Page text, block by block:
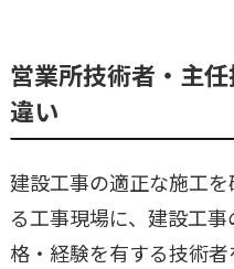
営業所技術者・主
違い
建設工事の適正な施工
る工事現場に、建設工
格・経験を有する技術